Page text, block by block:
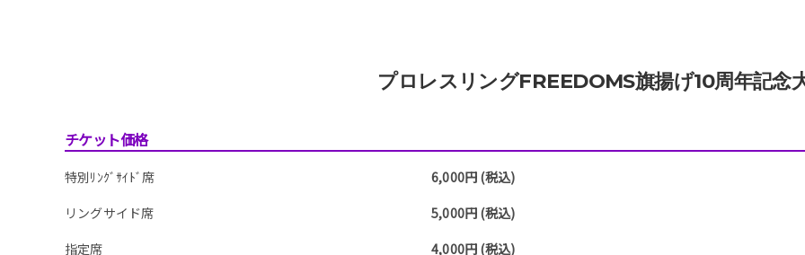
プロレスリングFREEDOMS旗揚げ10周年記念
チケット価格
特別ﾘﾝｸﾞｻｲﾄﾞ席
6,000円 (税込)
リングサイド席
5,000円 (税込)
指定席
4,000円 (税込)